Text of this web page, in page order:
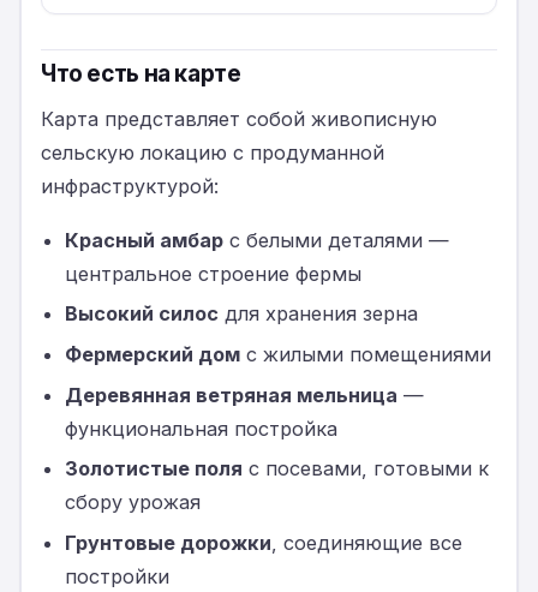
Что есть на карте
Карта представляет собой живописную
сельскую локацию с продуманной
инфраструктурой:
Красный амбарс белыми деталями —
центральное строение фермы
Высокий силосдля хранения зерна
Фермерский домс жилыми помещениями
Деревянная ветряная мельница —
функциональная постройка
Золотистые поля с посевами, готовыми к
сбору урожая
Грунтовые дорожки, соединяющие все
постройки